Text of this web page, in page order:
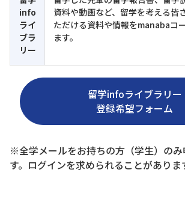
info
ライ
ブラ
リー
資料や動画など、留学を考える皆
ただける資料や情報をmanabaコ
ます。
留学infoライブラリー
登録希望フォーム
※全学メールをお持ちの方（学生）の
す。ログインを求められることがありま